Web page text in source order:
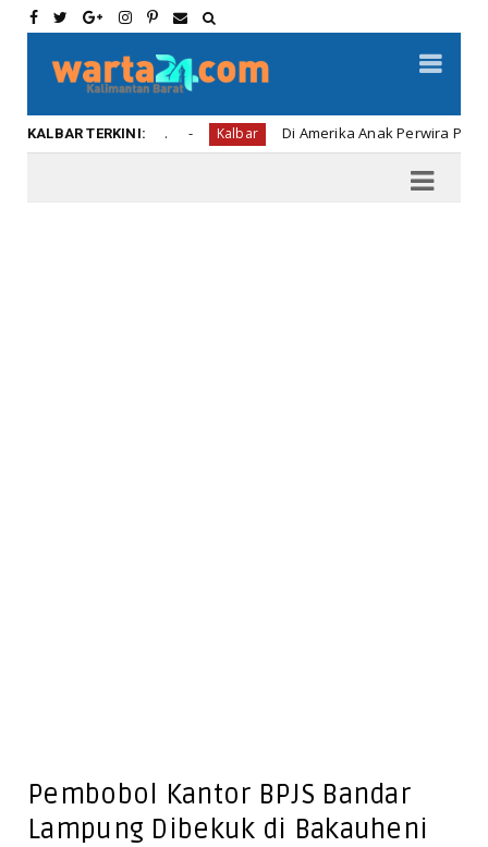
KALBAR TERKINI:
... Kalbar Di Amerika Anak Perwira Polisi Tega
Pembobol Kantor BPJS Bandar
Lampung Dibekuk di Bakauheni